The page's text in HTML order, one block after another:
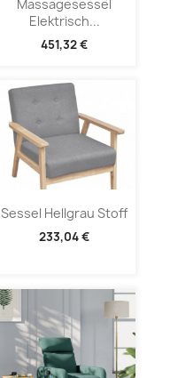
Massagesessel
Elektrisch...
451,32 €
Sessel Hellgrau Stoff
233,04 €